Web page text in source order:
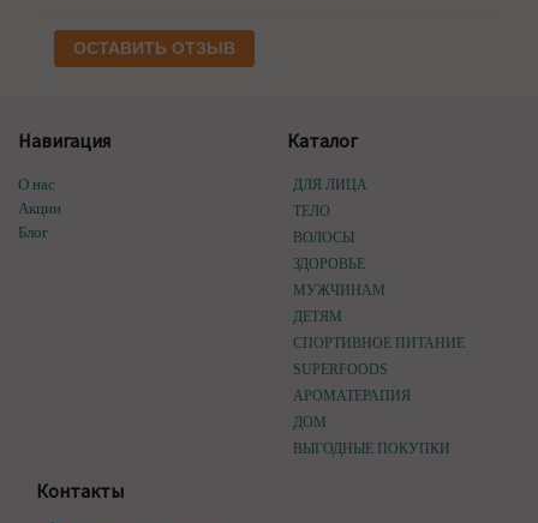
ОСТАВИТЬ ОТЗЫВ
Навигация
О нас
Акции
Блог
Каталог
ДЛЯ ЛИЦА
ТЕЛО
ВОЛОСЫ
ЗДОРОВЬЕ
МУЖЧИНАМ
ДЕТЯМ
СПОРТИВНОЕ ПИТАНИЕ
SUPERFOODS
АРОМАТЕРАПИЯ
ДОМ
ВЫГОДНЫЕ ПОКУПКИ
Контакты